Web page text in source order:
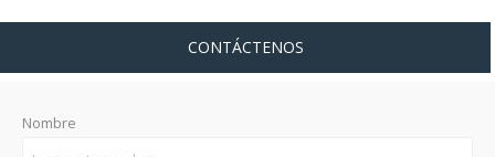
CONTÁCTENOS
Nombre